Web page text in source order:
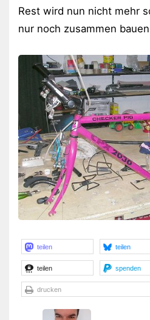
Rest wird nun nicht mehr
nur noch zusammen
teilen teilen
teilen spenden
drucken